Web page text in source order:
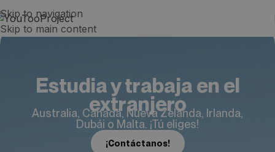
Skip to navigation
Skip to main content
Estudia y trabaja en el
extranjero
Australia, Canadá, Nueva Zelanda, Irlanda,
Dubái o Malta. ¡Tú eliges!
¡Contáctanos!